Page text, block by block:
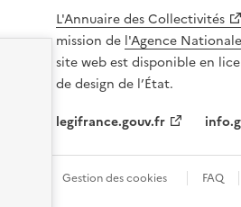
L'Annuaire des Collectivités
mission de l'Agence
site web est disponible en
de design de l’État.
legifrance.gouv.fr
Gestion des cookies FAQ